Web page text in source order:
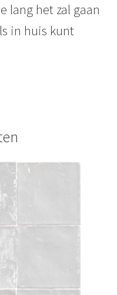
lang het zal gaan
in huis kunt